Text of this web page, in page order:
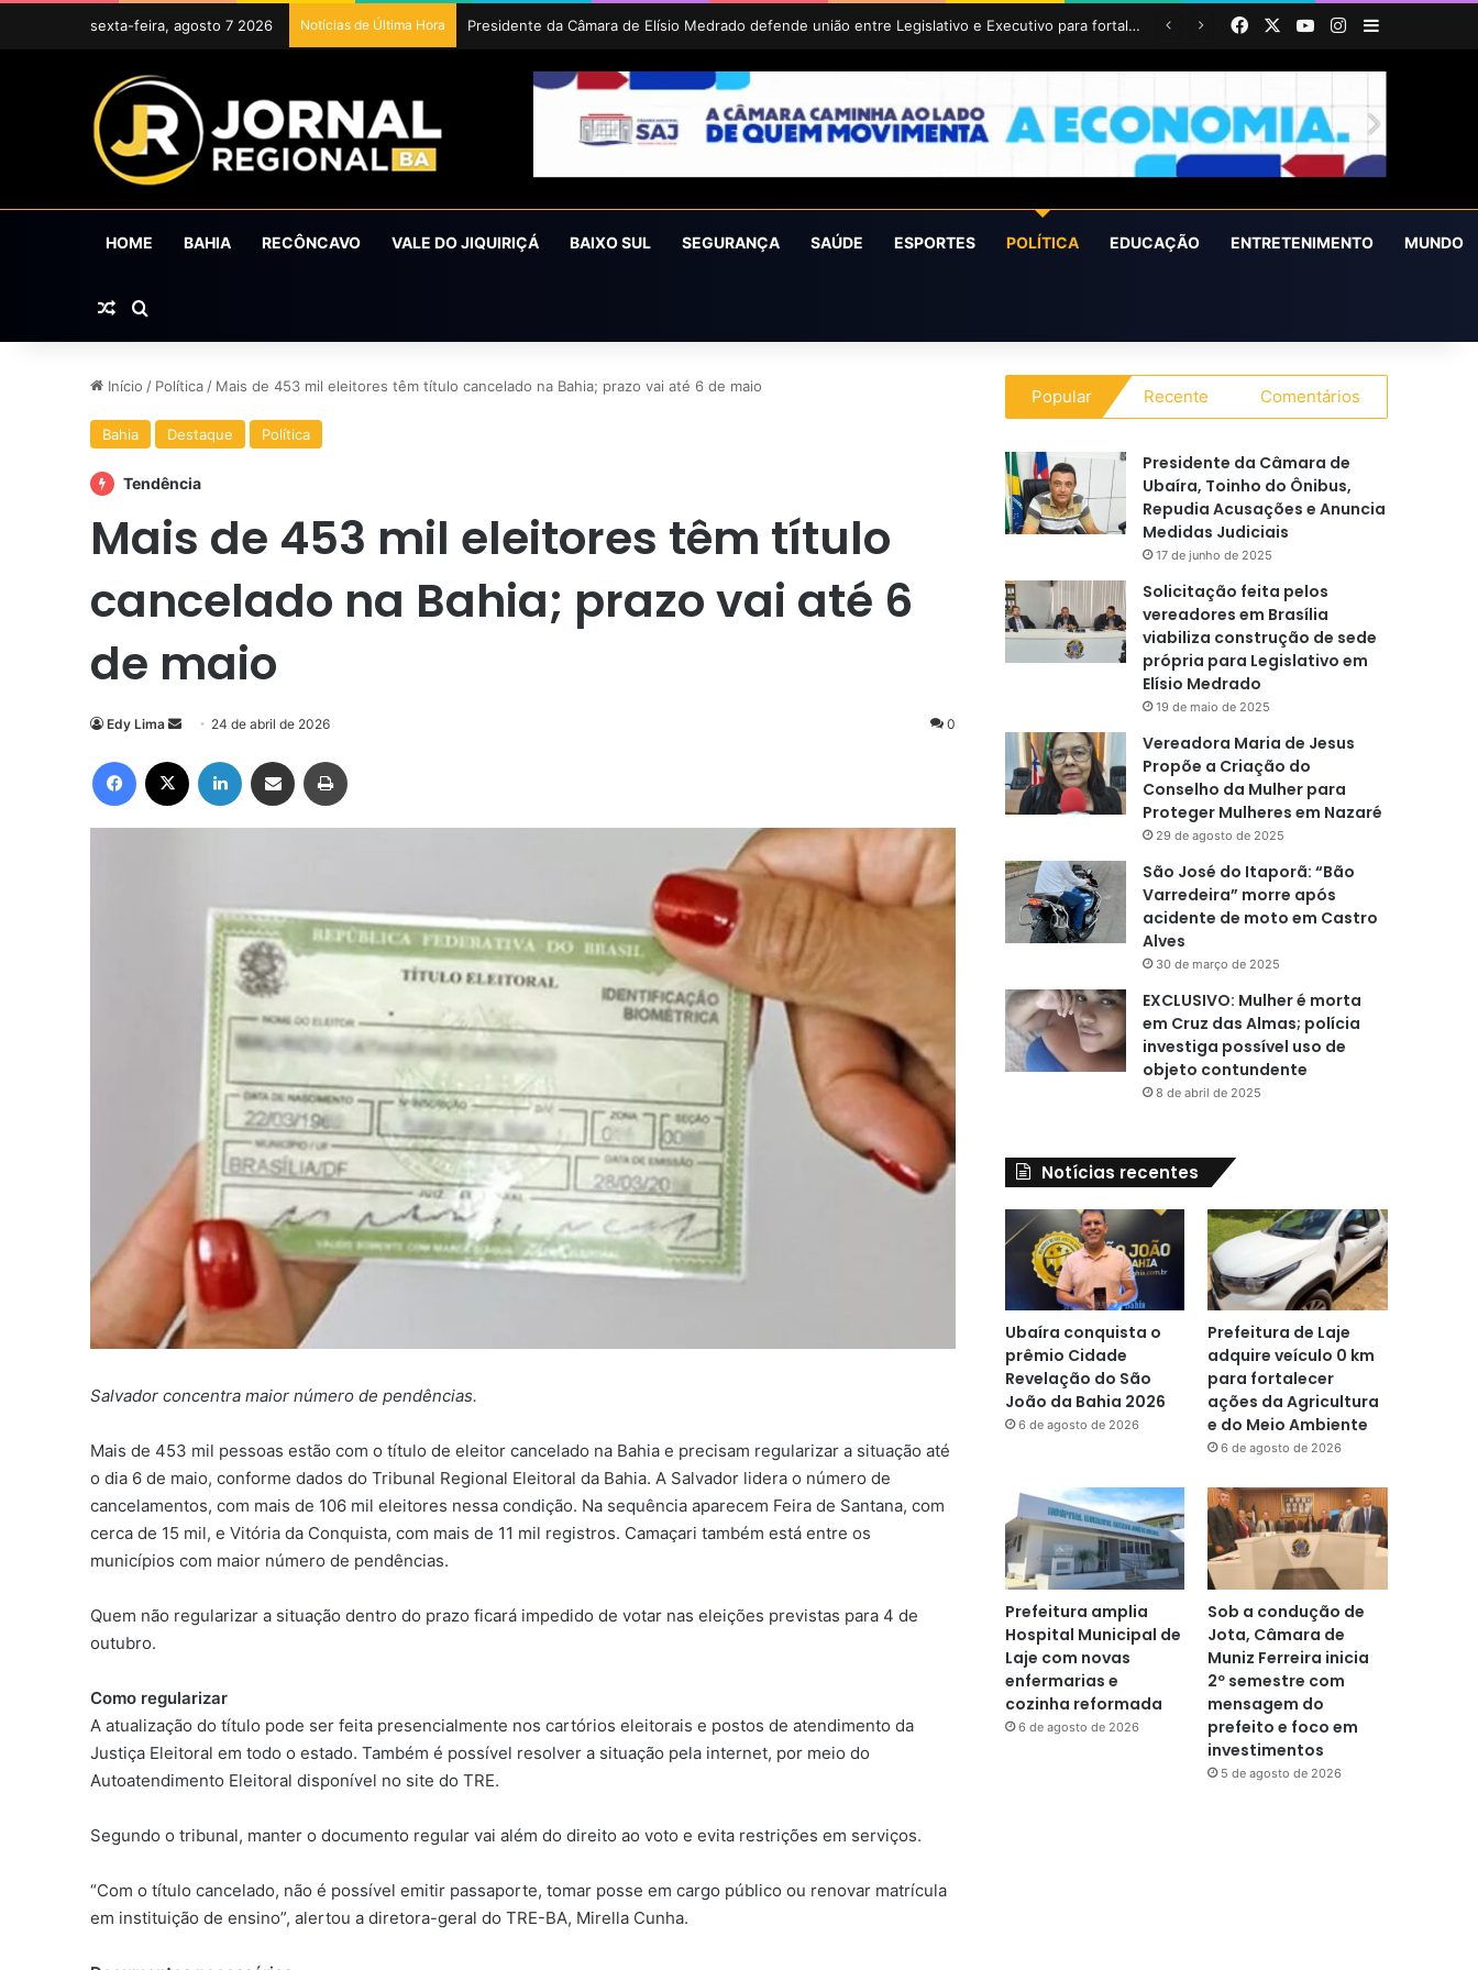
sexta-feira, agosto 7 2026 Notícias de Última Hora Ubaíra conquista o prêmio Cidade Revelação do São João da Bahia 2026 FacebookYouTubeInstagram
Barra
HOME BAHIA RECÔNCAVO VALE DO JIQUIRIÇÁ BAIXO SUL SEGURANÇA SAÚDE ESPORTES POLÍTICA EDUCAÇÃO ENTRETENIMENTO MUNDO
Artigo aleatório
Procurar por
Início / Política / Mais de 453 mil eleitores têm título cancelado na Bahia; prazo vai até 6 de maio
Bahia Destaque Política
Tendência
Mais de 453 mil eleitores têm título
cancelado na Bahia; prazo vai até 6
de maio
Edy Lima
Mande
e-
mail
24 de abril de 2026 0
Facebook Linkedin Compartilhar via e-mail
Salvador concentra maior número de pendências.
Mais de 453 mil pessoas estão com o título de eleitor cancelado na Bahia e precisam regularizar a situação até
o dia 6 de maio, conforme dados do Tribunal Regional Eleitoral da Bahia. A Salvador lidera o número de
cancelamentos, com mais de 106 mil eleitores nessa condição. Na sequência aparecem Feira de Santana, com
cerca de 15 mil, e Vitória da Conquista, com mais de 11 mil registros. Camaçari também está entre os
municípios com maior número de pendências.
Quem não regularizar a situação dentro do prazo ficará impedido de votar nas eleições previstas para 4 de
outubro.
Como regularizar
A atualização do título pode ser feita presencialmente nos cartórios eleitorais e postos de atendimento da
Justiça Eleitoral em todo o estado. Também é possível resolver a situação pela internet, por meio do
Autoatendimento Eleitoral disponível no site do TRE.
Segundo o tribunal, manter o documento regular vai além do direito ao voto e evita restrições em serviços.
“Com o título cancelado, não é possível emitir passaporte, tomar posse em cargo público ou renovar matrícula
em instituição de ensino”, alertou a diretora-geral do TRE-BA, Mirella Cunha.
Popular Recente Comentários
Presidente da Câmara de
Ubaíra, Toinho do Ônibus,
Repudia Acusações e Anuncia
Medidas Judiciais
17 de junho de 2025
Solicitação feita pelos
vereadores em Brasília
viabiliza construção de sede
própria para Legislativo em
Elísio Medrado
19 de maio de 2025
Vereadora Maria de Jesus
Propõe a Criação do
Conselho da Mulher para
Proteger Mulheres em Nazaré
29 de agosto de 2025
São José do Itaporã: “Bão
Varredeira” morre após
acidente de moto em Castro
Alves
30 de março de 2025
EXCLUSIVO: Mulher é morta
em Cruz das Almas; polícia
investiga possível uso de
objeto contundente
8 de abril de 2025
Notícias recentes
Ubaíra conquista o
prêmio Cidade
Revelação do São
João da Bahia 2026
6 de agosto de 2026
Prefeitura de Laje
adquire veículo 0 km
para fortalecer
ações da Agricultura
e do Meio Ambiente
6 de agosto de 2026
Prefeitura amplia
Hospital Municipal de
Laje com novas
enfermarias e
cozinha reformada
6 de agosto de 2026
Sob a condução de
Jota, Câmara de
Muniz Ferreira inicia
2º semestre com
mensagem do
prefeito e foco em
investimentos
5 de agosto de 2026